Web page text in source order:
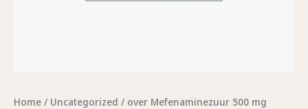
Home / Uncategorized / over Mefenaminezuur 500 mg